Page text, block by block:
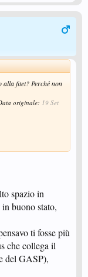
fitet? Perché non
originale: 19 Set
spazio in
buono stato,
ti fosse più
che collega il
del GASP),